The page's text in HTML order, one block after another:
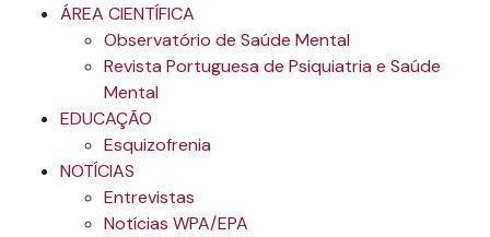
ÁREA CIENTÍFICA
Observatório de Saúde Mental
Revista Portuguesa de Psiquiatria e Saúde
Mental
EDUCAÇÃO
Esquizofrenia
NOTÍCIAS
Entrevistas
Notícias WPA/EPA